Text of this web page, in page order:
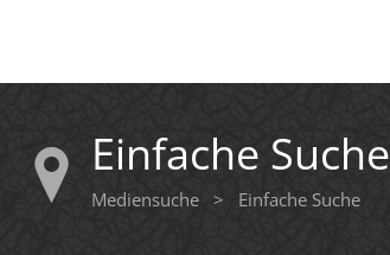
Einfache Suche
Mediensuche > Einfache Suche